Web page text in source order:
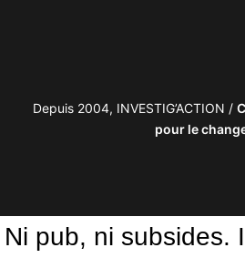
Depuis 2004, INVESTIG’ACTION /
pour le
Ni pub, ni subsides.